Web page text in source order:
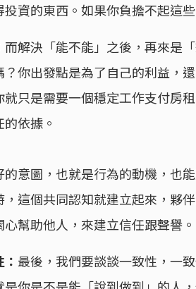
投資的東西。如果你負擔不起這
而解決「能不能」之後，再來是
？你出發點是為了自己的利益，
就只是需要一個穩定工作支付房
依據。
的意圖，也就是行為的動機，也
，這個共同認知就建立起來，夥
心幫助他人，來建立信任跟聲譽。
最後，我們要談談一致性，一